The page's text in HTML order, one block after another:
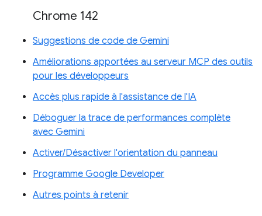
Chrome 142
Suggestions de code de Gemini
Améliorations apportées au serveur MCP des outils
pour les développeurs
Accès plus rapide à l'assistance de l'IA
Déboguer la trace de performances complète
avec Gemini
Activer/Désactiver l'orientation du panneau
Programme Google Developer
Autres points à retenir